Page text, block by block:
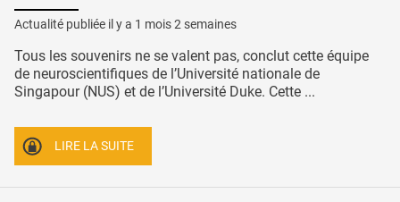
Actualité publiée il y a 1 mois 2 semaines
Tous les souvenirs ne se valent pas, conclut cette équipe
de neuroscientifiques de l’Université nationale de
Singapour (NUS) et de l’Université Duke. Cette ...
LIRE LA SUITE